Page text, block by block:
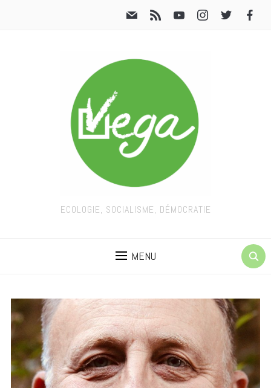
ECOLOGIE, SOCIALISME, DÉMOCRATIE
MENU